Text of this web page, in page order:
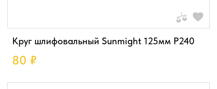
Круг шлифовальный Sunmight 125мм P240
80 ₽